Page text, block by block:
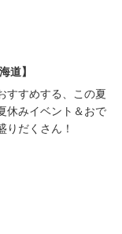
道】
すすめする、この夏
休みイベント＆おで
りだくさん！